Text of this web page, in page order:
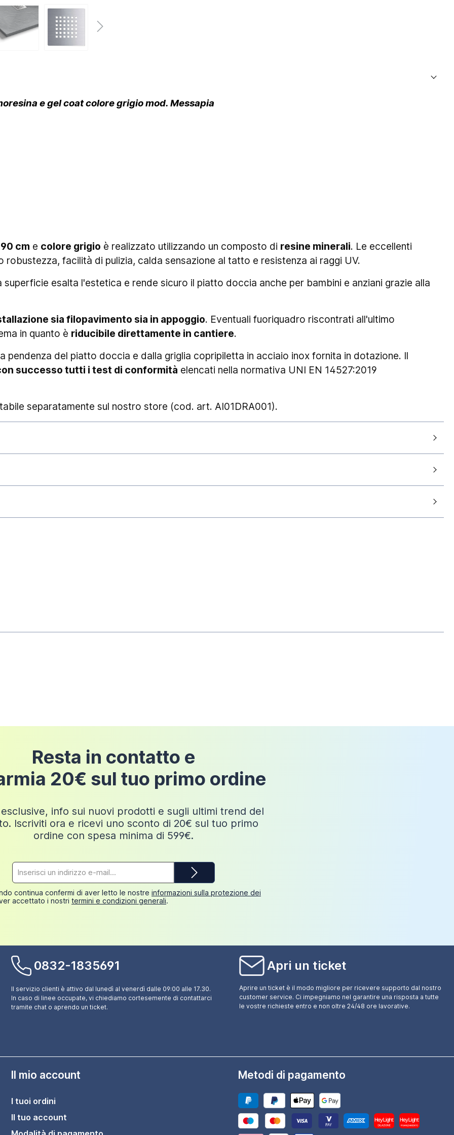
e gel coat colore grigio mod. Messapia
cm e colore grigio è realizzato utilizzando un composto di resine minerali. Le eccellenti
facilità di pulizia, calda sensazione al tatto e resistenza ai raggi UV.
superficie esalta l'estetica e rende sicuro il piatto doccia anche per bambini e anziani grazie alla
sia filopavimento sia in appoggio. Eventuali fuoriquadro riscontrati all'ultimo
in quanto è riducibile direttamente in cantiere.
pendenza del piatto doccia e dalla griglia copripiletta in acciaio inox fornita in dotazione. Il
successo tutti i test di conformità elencati nella normativa UNI EN 14527:2019
separatamente sul nostro store (cod. art. AI01DRA001).
2 anni
che i
Eventi quali, ad esempio, l'elevato traffico di merci sul territorio nazionale in particolari
festività in genere) piuttosto che tumulti sindacali nel settore trasporti, possono incidere sulle
dalla data di consegna
Resta in contatto e
20€ sul tuo primo ordine
info sui nuovi prodotti e sugli ultimi trend del
Iscriviti ora e ricevi uno sconto di 20€ sul tuo primo
ordine con spesa minima di 599€.
e-
mail*
continua confermi di aver letto le nostre informazioni sulla protezione dei
accettato i nostri termini e condizioni generali.
0832-1835691
Il servizio clienti è attivo dal lunedì al venerdì dalle 09:00 alle 17.30.
In caso di linee occupate, vi chiediamo cortesemente di contattarci
tramite chat o aprendo un ticket.
Apri un ticket
Aprire un ticket è il modo migliore per ricevere supporto dal nostro
customer service. Ci impegniamo nel garantire una risposta a tutte
le vostre richieste entro e non oltre 24/48 ore lavorative.
Il mio account
I tuoi ordini
Il tuo account
Metodi di pagamento